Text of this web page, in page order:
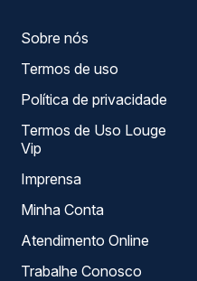
Sobre nós
Termos de uso
Política de privacidade
Termos de Uso Louge
Vip
Imprensa
Minha Conta
Atendimento Online
Trabalhe Conosco